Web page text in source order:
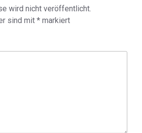
wird nicht veröffentlicht.
sind mit * markiert